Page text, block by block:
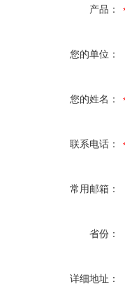
产品：
您的单位：
您的姓名：
联系电话：
常用邮箱：
省份：
详细地址：